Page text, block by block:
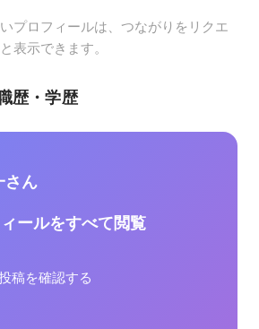
プロフィールは、つながりをリクエ
表示できます。
歴・学歴
さん
ールをすべて閲覧
稿を確認する